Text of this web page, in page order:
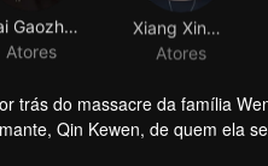
Atores
Atores
trás do massacre da família
Qin Kewen, de quem ela
vingança, determinado a